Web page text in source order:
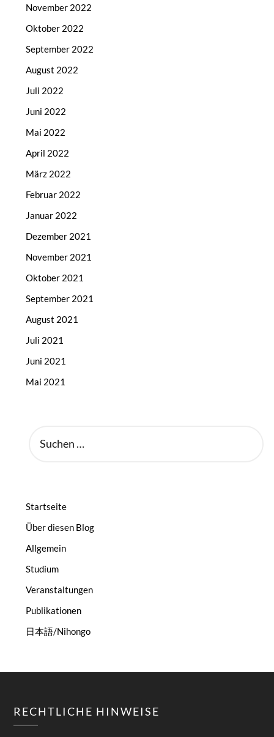
November 2022
Oktober 2022
September 2022
August 2022
Juli 2022
Juni 2022
Mai 2022
April 2022
März 2022
Februar 2022
Januar 2022
Dezember 2021
November 2021
Oktober 2021
September 2021
August 2021
Juli 2021
Juni 2021
Mai 2021
NACH:
Startseite
Über diesen Blog
Allgemein
Studium
Veranstaltungen
Publikationen
日本語/Nihongo
RECHTLICHE HINWEISE